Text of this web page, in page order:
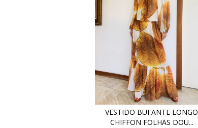
VESTIDO BUFANTE LONGO
CHIFFON FOLHAS DOU...